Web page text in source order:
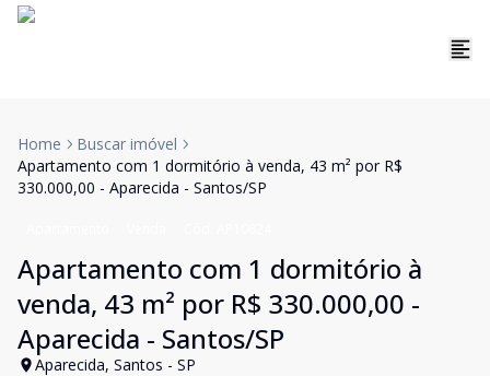
Home
Buscar imóvel
Apartamento com 1 dormitório à venda, 43 m² por R$
330.000,00 - Aparecida - Santos/SP
Apartamento com 1 dormitório à
venda, 43 m² por R$ 330.000,00 -
Aparecida - Santos/SP
Aparecida, Santos - SP